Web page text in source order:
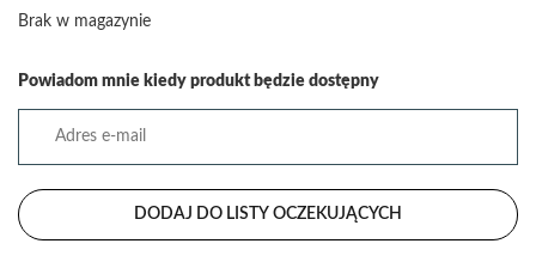
Brak w magazynie
Powiadom mnie kiedy produkt będzie dostępny
DODAJ DO LISTY OCZEKUJĄCYCH